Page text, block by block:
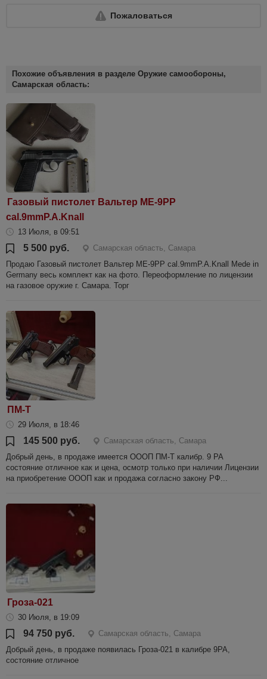
Пожаловаться
Похожие объявления в разделе Оружие самообороны,
Самарская область:
Газовый пистолет Вальтер ME-9PP
cal.9mmP.A.Knall
13 Июля, в 09:51
5 500 руб.
Самарская область, Самара
Продаю Газовый пистолет Вальтер ME-9PP cal.9mmP.A.Knall Mede in
Germany весь комплект как на фото. Переоформление по лицензии
на газовое оружие г. Самара. Торг
ПМ-Т
29 Июля, в 18:46
145 500 руб.
Самарская область, Самара
Добрый день, в продаже имеется ОООП ПМ-Т калибр. 9 РА
состояние отличное как и цена, осмотр только при наличии Лицензии
на приобретение ОООП как и продажа согласно закону РФ...
Гроза-021
30 Июля, в 19:09
94 750 руб.
Самарская область, Самара
Добрый день, в продаже появилась Гроза-021 в калибре 9РА,
состояние отличное